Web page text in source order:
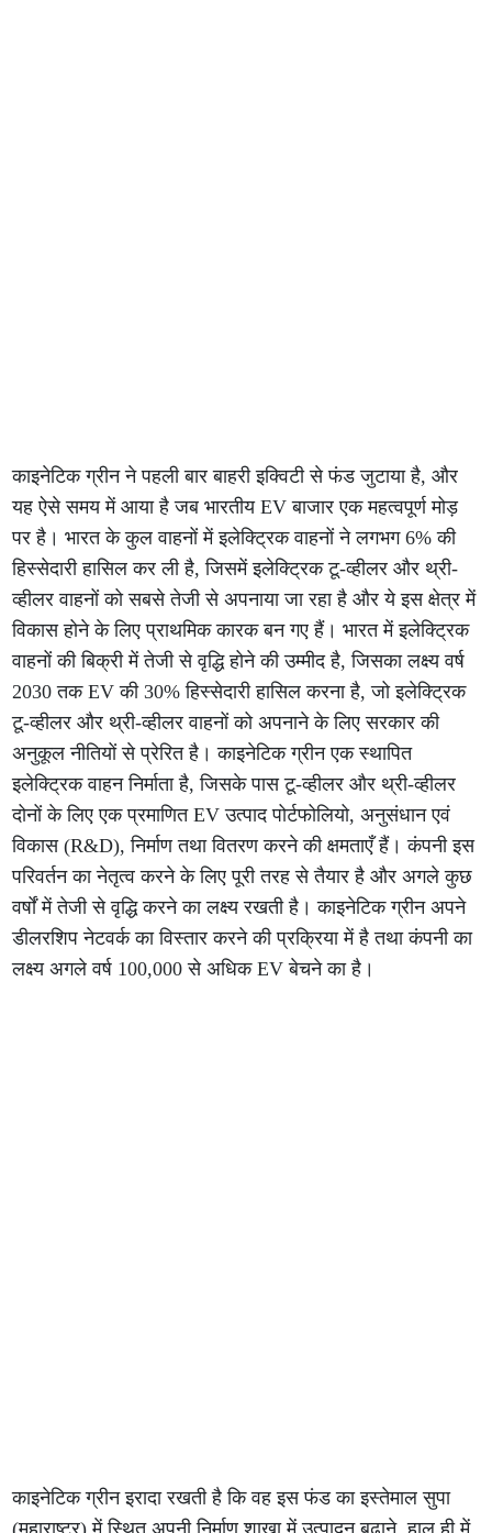
काइनेटिक ग्रीन ने पहली बार बाहरी इक्विटी से फंड जुटाया है, और
यह ऐसे समय में आया है जब भारतीय EV बाजार एक महत्वपूर्ण मोड़
पर है। भारत के कुल वाहनों में इलेक्ट्रिक वाहनों ने लगभग 6% की
हिस्सेदारी हासिल कर ली है, जिसमें इलेक्ट्रिक टू-व्हीलर और थ्री-
व्हीलर वाहनों को सबसे तेजी से अपनाया जा रहा है और ये इस क्षेत्र में
विकास होने के लिए प्राथमिक कारक बन गए हैं। भारत में इलेक्ट्रिक
वाहनों की बिक्री में तेजी से वृद्धि होने की उम्मीद है, जिसका लक्ष्य वर्ष
2030 तक EV की 30% हिस्सेदारी हासिल करना है, जो इलेक्ट्रिक
टू-व्हीलर और थ्री-व्हीलर वाहनों को अपनाने के लिए सरकार की
अनुकूल नीतियों से प्रेरित है। काइनेटिक ग्रीन एक स्थापित
इलेक्ट्रिक वाहन निर्माता है, जिसके पास टू-व्हीलर और थ्री-व्हीलर
दोनों के लिए एक प्रमाणित EV उत्पाद पोर्टफोलियो, अनुसंधान एवं
विकास (R&D), निर्माण तथा वितरण करने की क्षमताएँ हैं। कंपनी इस
परिवर्तन का नेतृत्व करने के लिए पूरी तरह से तैयार है और अगले कुछ
वर्षों में तेजी से वृद्धि करने का लक्ष्य रखती है। काइनेटिक ग्रीन अपने
डीलरशिप नेटवर्क का विस्तार करने की प्रक्रिया में है तथा कंपनी का
लक्ष्य अगले वर्ष 100,000 से अधिक EV बेचने का है।
काइनेटिक ग्रीन इरादा रखती है कि वह इस फंड का इस्तेमाल सुपा
(महाराष्ट्र) में स्थित अपनी निर्माण शाखा में उत्पादन बढ़ाने, हाल ही में